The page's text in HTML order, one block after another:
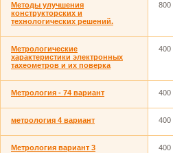
Методы улучшения
конструкторских и
технологических решений.
800
Метрологические
характеристики электронных
тахеометров и их поверка
400
Метрология - 74 вариант 400
метрология 4 вариант 400
Метрология вариант 3 400